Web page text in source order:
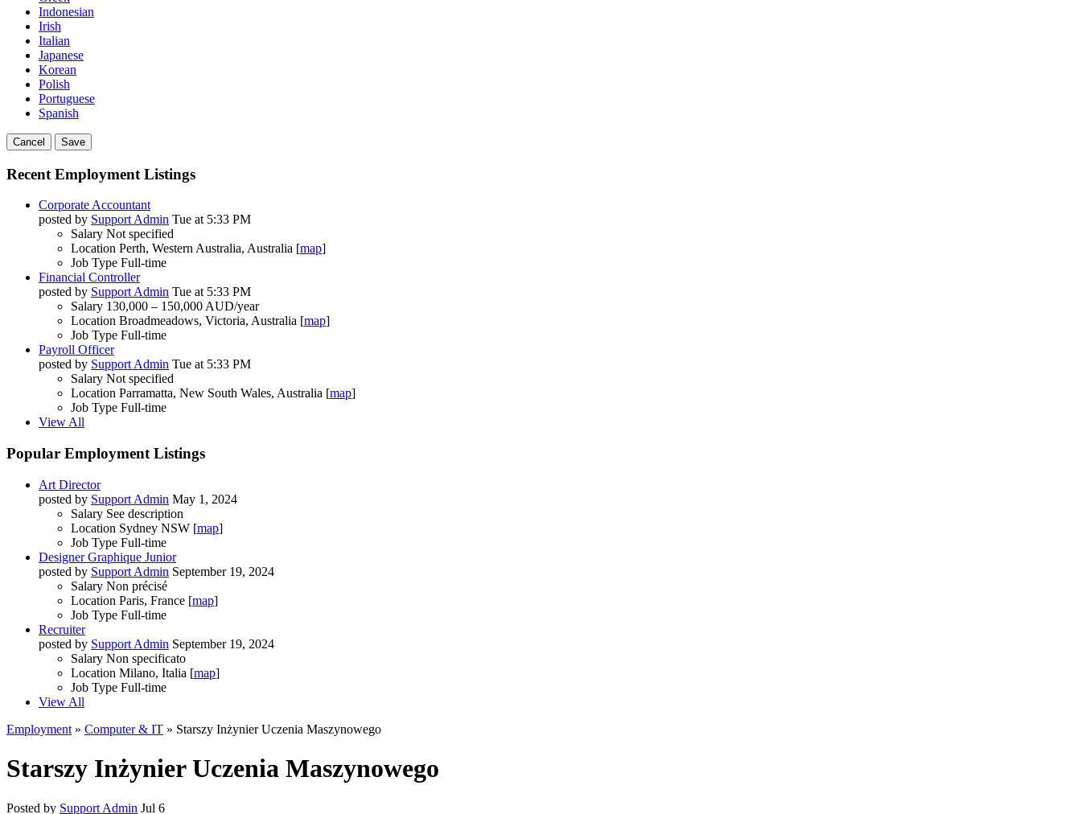
Indonesian
Irish
Italian
Japanese
Korean
Polish
Portuguese
Spanish
Cancel Save
Recent Employment Listings
Corporate Accountant
posted by Support Admin Tue at 5:33 PM
Salary Not specified
Location Perth, Western Australia, Australia [map]
Job Type Full-time
Financial Controller
posted by Support Admin Tue at 5:33 PM
Salary 130,000 – 150,000 AUD/year
Location Broadmeadows, Victoria, Australia [map]
Job Type Full-time
Payroll Officer
posted by Support Admin Tue at 5:33 PM
Salary Not specified
Location Parramatta, New South Wales, Australia [map]
Job Type Full-time
View All
Popular Employment Listings
Art Director
posted by Support Admin May 1, 2024
Salary See description
Location Sydney NSW [map]
Job Type Full-time
Designer Graphique Junior
posted by Support Admin September 19, 2024
Salary Non précisé
Location Paris, France [map]
Job Type Full-time
Recruiter
posted by Support Admin September 19, 2024
Salary Non specificato
Location Milano, Italia [map]
Job Type Full-time
View All
Employment » Computer & IT » Starszy Inżynier Uczenia Maszynowego
Starszy Inżynier Uczenia Maszynowego
Posted by Support Admin Jul 6